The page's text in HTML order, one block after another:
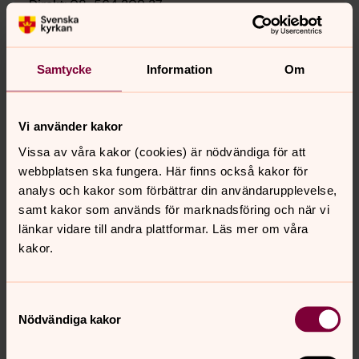
Samtycke Information Om
Vi använder kakor
Vissa av våra kakor (cookies) är nödvändiga för att
webbplatsen ska fungera. Här finns också kakor för
analys och kakor som förbättrar din användarupplevelse,
samt kakor som används för marknadsföring och när vi
länkar vidare till andra plattformar. Läs mer om våra
kakor.
Nödvändiga kakor
Direkt:08-564 209 37
E-post:annika.becker@svenskakyrkan.se
Mer om Annika Becker
annika.becker@svenskakyrkan.se